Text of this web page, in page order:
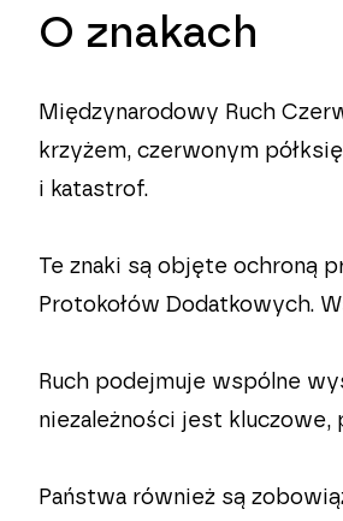
O znakach
Międzynarodowy Ruch
krzyżem, czerwonym
i katastrof.
Te znaki są objęte ochroną
Protokołów Dodatkowych.
Ruch podejmuje wspólne
niezależności jest
Państwa również są